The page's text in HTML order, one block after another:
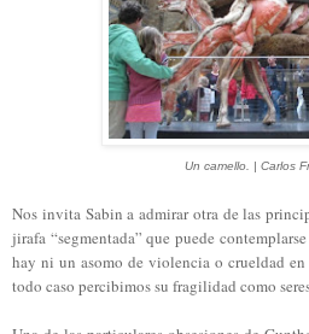
Un camello. | Carlos
Nos invita Sabin a admirar otra de las
jirafa “segmentada” que puede
hay ni un asomo de violencia o crueldad
todo caso percibimos su fragilidad como